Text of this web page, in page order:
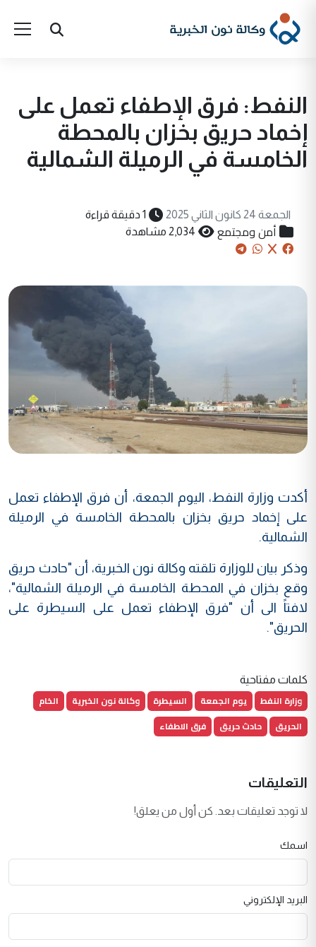
النفط: فرق الإطفاء تعمل على
إخماد حريق بخزان بالمحطة
الخامسة في الرميلة الشمالية
الجمعة 24 كانون الثاني 2025 1 دقيقة قراءة
أمن ومجتمع 2,034 مشاهدة
أكدت وزارة النفط، اليوم الجمعة، أن فرق الإطفاء تعمل
على إخماد حريق بخزان بالمحطة الخامسة في الرميلة
الشمالية.
وذكر بيان للوزارة تلقته وكالة نون الخبرية، أن "حادث حريق
وقع بخزان في المحطة الخامسة في الرميلة الشمالية"،
لافتاً الى أن "فرق الإطفاء تعمل على السيطرة على
الحريق".
كلمات مفتاحية
وزارة النفط يوم الجمعة السيطرة وكالة نون الخبرية
الخام
الحريق
حادث حريق فرق الاطفاء
التعليقات
لا توجد تعليقات بعد. كن أول من يعلق!
اسمك
البريد الإلكتروني